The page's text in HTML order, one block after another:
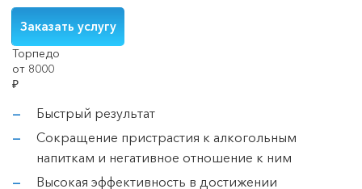
Заказать услугу
Торпедо
от 8000
₽
Быстрый результат
Сокращение пристрастия к алкогольным
напиткам и негативное отношение к ним
Высокая эффективность в достижении